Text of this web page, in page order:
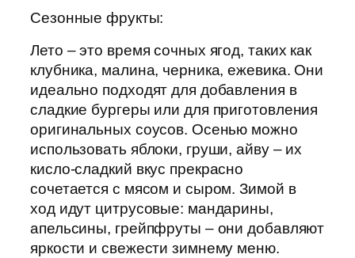
Сезонные фрукты:
Лето – это время сочных ягод, таких как
клубника, малина, черника, ежевика. Они
идеально подходят для добавления в
сладкие бургеры или для приготовления
оригинальных соусов. Осенью можно
использовать яблоки, груши, айву – их
кисло-сладкий вкус прекрасно
сочетается с мясом и сыром. Зимой в
ход идут цитрусовые: мандарины,
апельсины, грейпфруты – они добавляют
яркости и свежести зимнему меню.